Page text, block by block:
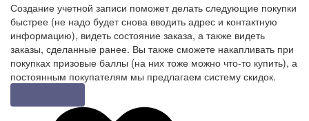
Создание учетной записи поможет делать следующие покупки
быстрее (не надо будет снова вводить адрес и контактную
информацию), видеть состояние заказа, а также видеть
заказы, сделанные ранее. Вы также сможете накапливать при
покупках призовые баллы (на них тоже можно что-то купить), а
постоянным покупателям мы предлагаем систему скидок.